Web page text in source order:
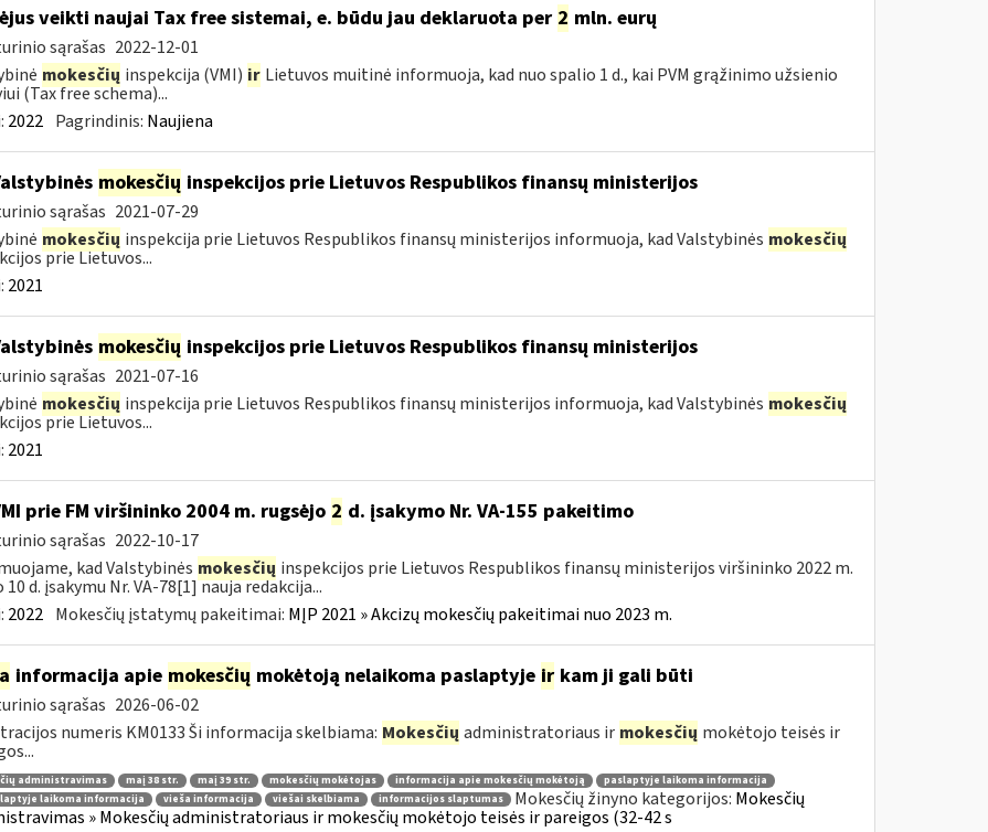
veikti naujai Tax free sistemai, e. būdu jau deklaruota per 2 mln. eurų
sąrašas 2022-12-01
mokesčių inspekcija (VMI) ir Lietuvos muitinė informuoja, kad nuo spalio 1 d., kai PVM grąžinimo užsienio
(Tax free schema)...
2022 Pagrindinis: Naujiena
mokesčių inspekcijos prie Lietuvos Respublikos finansų ministerijos
sąrašas 2021-07-29
mokesčių inspekcija prie Lietuvos Respublikos finansų ministerijos informuoja, kad Valstybinės mokesčių
prie Lietuvos...
2021
mokesčių inspekcijos prie Lietuvos Respublikos finansų ministerijos
sąrašas 2021-07-16
mokesčių inspekcija prie Lietuvos Respublikos finansų ministerijos informuoja, kad Valstybinės mokesčių
prie Lietuvos...
2021
prie FM viršininko 2004 m. rugsėjo 2 d. įsakymo Nr. VA-155 pakeitimo
sąrašas 2022-10-17
kad Valstybinės mokesčių inspekcijos prie Lietuvos Respublikos finansų ministerijos viršininko 2022 m.
d. įsakymu Nr. VA-78[1] nauja redakcija...
2022 Mokesčių įstatymų pakeitimai: MĮP 2021 » Akcizų mokesčių pakeitimai nuo 2023 m.
informacija apie mokesčių mokėtoją nelaikoma paslaptyje irkam ji gali būti
sąrašas 2026-06-02
numeris KM0133 Ši informacija skelbiama: Mokesčių administratoriaus ir mokesčių mokėtojo teisės ir
administravimas maį 38 str. maį 39 str. mokesčių mokėtojas informacija apie mokesčių mokėtoją
paslaptyje laikoma informacija
laikoma informacija
vieša informacija viešai skelbiama informacijos slaptumas Mokesčių žinyno kategorijos: Mokesčių
» Mokesčių administratoriaus ir mokesčių mokėtojo teisės ir pareigos (32-42 s